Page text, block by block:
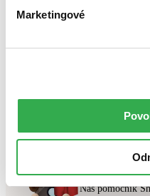
Marketingové
Najdrahšie
Najlacnejšie
S pôvodom Gibraltárv zľave
Chcete
Náš pomocník